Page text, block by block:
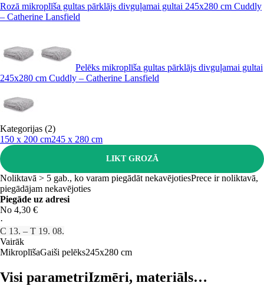
Rozā mikroplīša gultas pārklājs divguļamai gultai 245x280 cm Cuddly
– Catherine Lansfield
Pelēks mikroplīša gultas pārklājs divguļamai gultai
245x280 cm Cuddly – Catherine Lansfield
Kategorijas (2)
150 x 200 cm245 x 280 cm
LIKT GROZĀ
Noliktavā > 5 gab., ko varam piegādāt nekavējotiesPrece ir noliktavā,
piegādājam nekavējoties
Piegāde uz adresi
No 4,30 €
·
C 13. – T 19. 08.
Vairāk
MikroplīšaGaiši pelēks245x280 cm
Visi parametriIzmēri, materiāls…